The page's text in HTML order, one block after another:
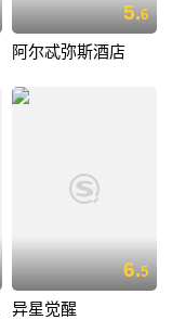
5.6
阿尔忒弥斯酒店
6.5
异星觉醒